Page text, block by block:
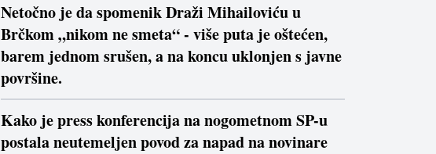
Netočno je da spomenik Draži Mihailoviću u
Brčkom „nikom ne smeta“ - više puta je oštećen,
barem jednom srušen, a na koncu uklonjen s javne
površine.
Kako je press konferencija na nogometnom SP-u
postala neutemeljen povod za napad na novinare